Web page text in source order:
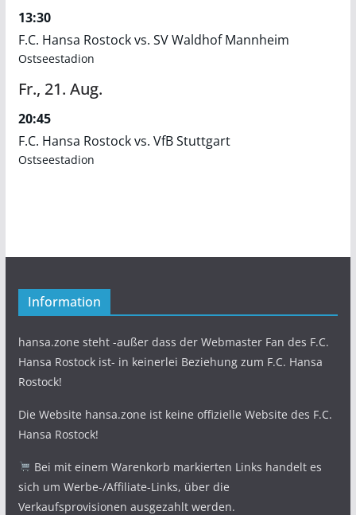
13:30
F.C. Hansa Rostock vs. SV Waldhof Mannheim
Ostseestadion
Fr., 21. Aug.
20:45
F.C. Hansa Rostock vs. VfB Stuttgart
Ostseestadion
Information
hansa.zone steht -außer dass der Webmaster Fan des F.C.
Hansa Rostock ist- in keinerlei Beziehung zum F.C. Hansa
Rostock!
Die Website hansa.zone ist keine offizielle Website des F.C.
Hansa Rostock!
Bei mit einem Warenkorb markierten Links handelt es
sich um Werbe-/Affiliate-Links, über die
Verkaufsprovisionen ausgezahlt werden.